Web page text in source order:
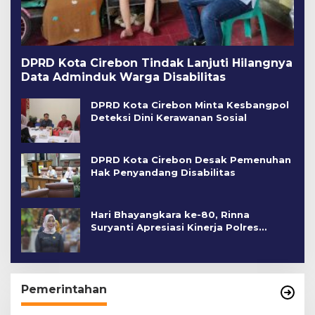
DPRD Kota Cirebon Tindak Lanjuti Hilangnya
Data Adminduk Warga Disabilitas
DPRD Kota Cirebon Minta Kesbangpol
Deteksi Dini Kerawanan Sosial
DPRD Kota Cirebon Desak Pemenuhan
Hak Penyandang Disabilitas
Hari Bhayangkara ke-80, Rinna
Suryanti Apresiasi Kinerja Polres
Pemerintahan